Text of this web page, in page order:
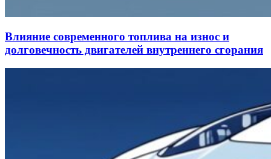
Влияние современного топлива на износ и
долговечность двигателей внутреннего сгорания